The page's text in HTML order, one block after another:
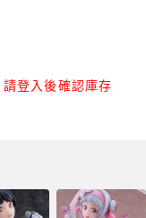
登入後確認庫存